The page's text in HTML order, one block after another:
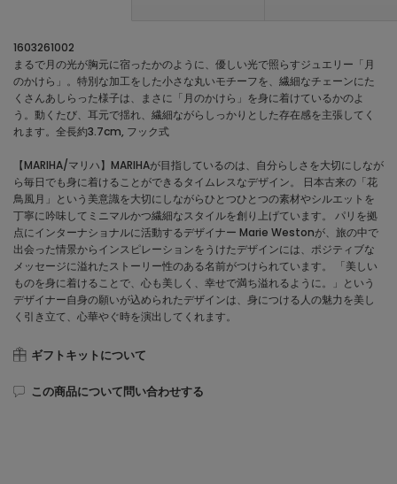
1603261002
まるで月の光が胸元に宿ったかのように、優しい光で照らすジュエリー「月
のかけら」。特別な加工をした小さな丸いモチーフを、繊細なチェーンにた
くさんあしらった様子は、まさに「月のかけら」を身に着けているかのよ
う。動くたび、耳元で揺れ、繊細ながらしっかりとした存在感を主張してく
れます。全長約3.7cm, フック式
【MARIHA/マリハ】MARIHAが目指しているのは、自分らしさを大切にしなが
ら毎日でも身に着けることができるタイムレスなデザイン。 日本古来の「花
鳥風月」という美意識を大切にしながらひとつひとつの素材やシルエットを
丁寧に吟味してミニマルかつ繊細なスタイルを創り上げています。 パリを拠
点にインターナショナルに活動するデザイナー Marie Westonが、旅の中で
出会った情景からインスピレーションをうけたデザインには、ポジティブな
メッセージに溢れたストーリー性のある名前がつけられています。 「美しい
ものを身に着けることで、心も美しく、幸せで満ち溢れるように。」という
デザイナー自身の願いが込められたデザインは、身につける人の魅力を美し
く引き立て、心華やぐ時を演出してくれます。
ギフトキットについて
この商品について問い合わせする